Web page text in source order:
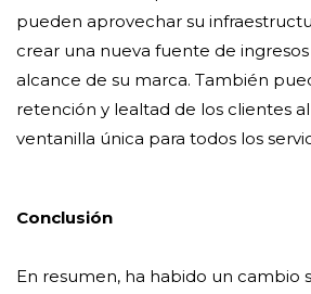
pueden aprovechar su
crear una nueva fuente de
alcance de su marca. También
retención y lealtad de los clientes
ventanilla única para todos los
Conclusión
En resumen, ha habido un cambio